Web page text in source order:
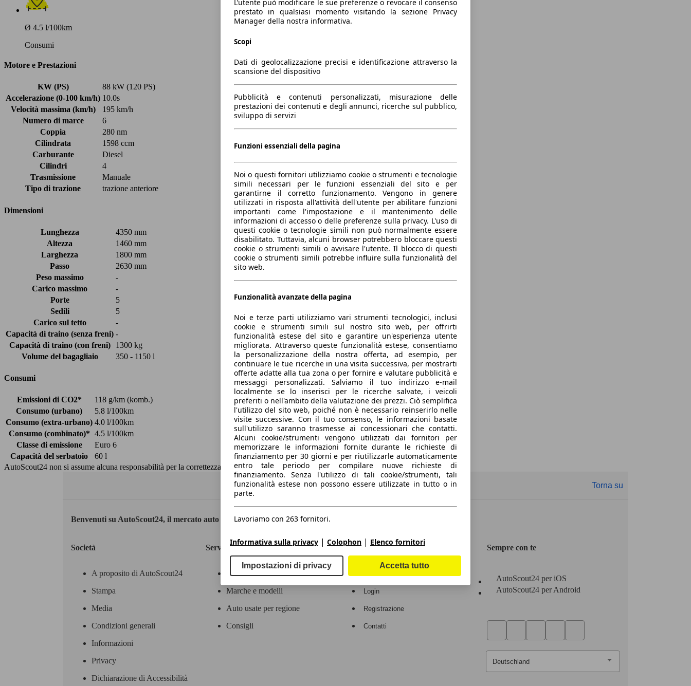
Ø 4.5 l/100km
Consumi
Motore e Prestazioni
KW (PS)
88 kW (120 PS)
Accelerazione (0-100 km/h) 10.0s
Velocità massima (km/h)
195 km/h
Numero di marce
6
Coppia
280 nm
Cilindrata
1598 ccm
Carburante
Diesel
Cilindri
4
Trasmissione
Manuale
Tipo di trazione
trazione anteriore
Dimensioni
Lunghezza
4350 mm
Altezza
1460 mm
Larghezza
1800 mm
Passo
2630 mm
Peso massimo
-
Carico massimo
-
Porte
5
Sedili
5
Carico sul tetto
-
Capacità di traino (senza freni) -
Capacità di traino (con freni)
1300 kg
Volume del bagagliaio
350 - 1150 l
Consumi
Emissioni di CO2*
118 g/km (komb.)
Consumo (urbano)
5.8 l/100km
Consumo (extra-urbano) 4.0 l/100km
Consumo (combinato)* 4.5 l/100km
Classe di emissione
Euro 6
Capacità del serbatoio
60 l
AutoScout24 non si assume alcuna responsabilità per la correttezza dei dati.
Torna su
Benvenuti su AutoScout24, il mercato auto europeo.
Società
A proposito di AutoScout24
Stampa
Media
Condizioni generali
Informazioni
Privacy
Dichiarazione di Accessibilità
Servizi
Contatti
Marche e modelli
Auto usate per regione
Consigli
Area rivenditori
Login
Registrazione
Contatti
Sempre con te
AutoScout24 per iOS
AutoScout24 per Android
L’utente può modificare le sue preferenze o revocare il consenso
prestato in qualsiasi momento visitando la sezione Privacy
Manager della nostra informativa.
Scopi
Dati di geolocalizzazione precisi e identificazione attraverso la
scansione del dispositivo
Pubblicità e contenuti personalizzati, misurazione delle
prestazioni dei contenuti e degli annunci, ricerche sul pubblico,
sviluppo di servizi
Funzioni essenziali della pagina
Noi o questi fornitori utilizziamo cookie o strumenti e tecnologie
simili necessari per le funzioni essenziali del sito e per
garantirne il corretto funzionamento. Vengono in genere
utilizzati in risposta all'attività dell'utente per abilitare funzioni
importanti come l'impostazione e il mantenimento delle
informazioni di accesso o delle preferenze sulla privacy. L'uso di
questi cookie o tecnologie simili non può normalmente essere
disabilitato. Tuttavia, alcuni browser potrebbero bloccare questi
cookie o strumenti simili o avvisare l'utente. Il blocco di questi
cookie o strumenti simili potrebbe influire sulla funzionalità del
sito web.
Funzionalità avanzate della pagina
Noi e terze parti utilizziamo vari strumenti tecnologici, inclusi
cookie e strumenti simili sul nostro sito web, per offrirti
funzionalità estese del sito e garantire un'esperienza utente
migliorata. Attraverso queste funzionalità estese, consentiamo
la personalizzazione della nostra offerta, ad esempio, per
continuare le tue ricerche in una visita successiva, per mostrarti
offerte adatte alla tua zona o per fornire e valutare pubblicità e
messaggi personalizzati. Salviamo il tuo indirizzo e-mail
localmente se lo inserisci per le ricerche salvate, i veicoli
preferiti o nell'ambito della valutazione dei prezzi. Ciò semplifica
l'utilizzo del sito web, poiché non è necessario reinserirlo nelle
visite successive. Con il tuo consenso, le informazioni basate
sull'utilizzo saranno trasmesse ai concessionari che contatti.
Alcuni cookie/strumenti vengono utilizzati dai fornitori per
memorizzare le informazioni fornite durante le richieste di
finanziamento per 30 giorni e per riutilizzarle automaticamente
entro tale periodo per compilare nuove richieste di
finanziamento. Senza l'utilizzo di tali cookie/strumenti, tali
funzionalità estese non possono essere utilizzate in tutto o in
parte.
Lavoriamo con 263 fornitori.
Informativa sulla privacy | Colophon | Elenco fornitori
Impostazioni di privacy Accetta tutto